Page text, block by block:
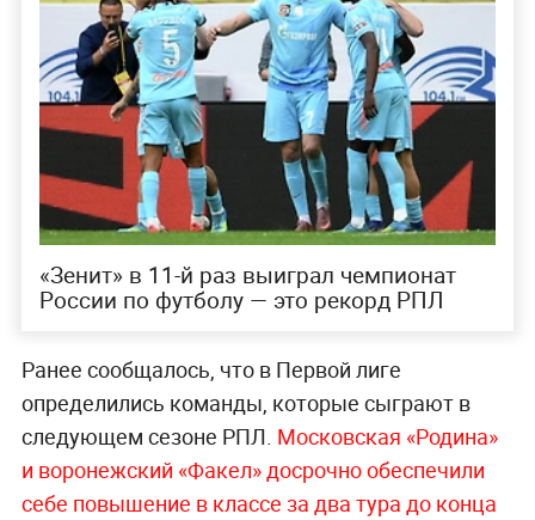
«Зенит» в 11-й раз выиграл чемпионат
России по футболу — это рекорд РПЛ
Ранее сообщалось, что в Первой лиге
определились команды, которые сыграют в
следующем сезоне РПЛ. Московская «Родина»
и воронежский «Факел» досрочно обеспечили
себе повышение в классе за два тура до конца